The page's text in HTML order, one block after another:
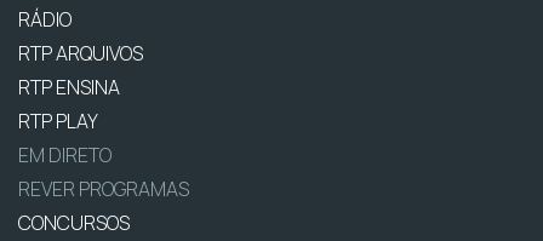
RÁDIO
RTP ARQUIVOS
RTP ENSINA
RTP PLAY
EM DIRETO
REVER PROGRAMAS
CONCURSOS